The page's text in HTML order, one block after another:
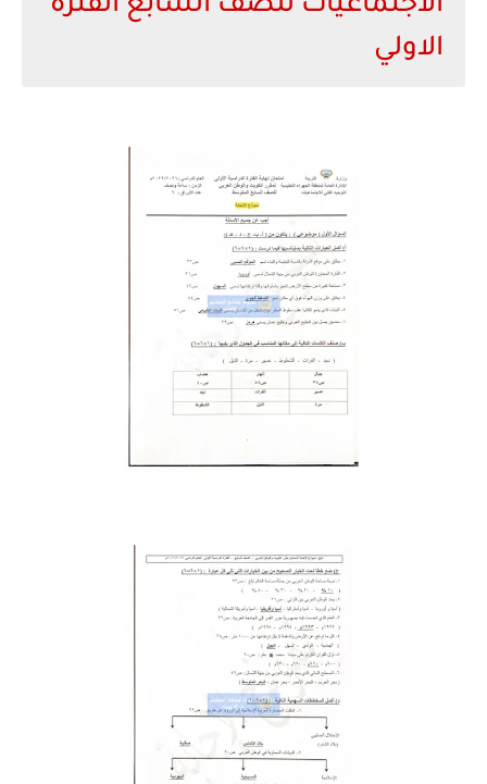
الاجتماعيات للصف السابع الفترة
الاولي